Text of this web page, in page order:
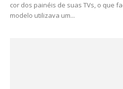
cor dos painéis de suas TVs, o que
modelo utilizava um...